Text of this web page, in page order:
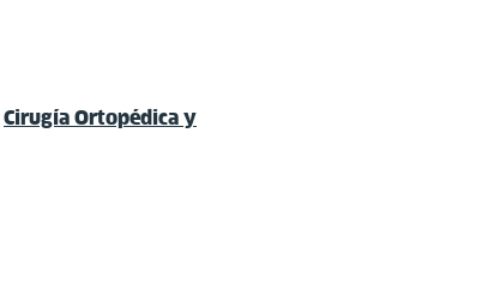
Cirugía Ortopédica y